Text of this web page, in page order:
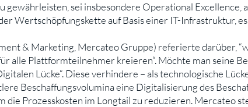
gewährleisten, sei insbesondere Operational Excellence,
Wertschöpfungskette auf Basis einer IT-Infrastruktur,
& Marketing, Mercateo Gruppe) referierte darüber,
alle Plattformteilnehmer kreieren“. Möchte man seine
Lücke“. Diese verhindere – als technologische
Beschaffungsvolumina eine Digitalisierung des
die Prozesskosten im Longtail zu reduzieren. Mercateo